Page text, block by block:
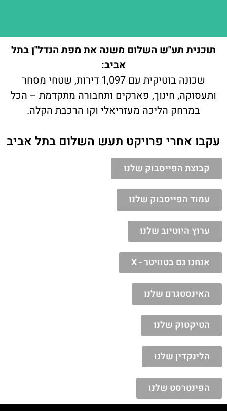
תוכנית תע"ש השלום משנה את מפת הנדל"ן בתל
אביב:
שכונה בוטיקית עם 1,097 דירות, שטחי מסחר
ותעסוקה, חינוך, פארקים ותחבורה מתקדמת – הכל
במרחק הליכה מעזריאלי וקו הרכבת הקלה.
עקבו אחרי פרויקט תעש השלום בתל אביב
קבוצת הפייסבוק שלנו
עמוד הפייסבוק שלנו
ערוץ היוטיוב שלנו
אנחנו גם בטוויטר - X
האינסטגרם שלנו
הטיקטוק שלנו
הלינקדין שלנו
הפינטרסט שלנו